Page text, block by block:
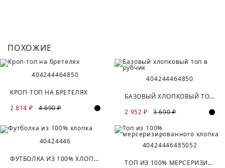
ПОХОЖИЕ
404244464850
КРОП-ТОП НА БРЕТЕЛЯХ
2 814 ₽
4 690 ₽
404244464850
БАЗОВЫЙ ХЛОПКОВЫЙ ТОП В РУБЧИК
2 952 ₽
3 690 ₽
40424446
ФУТБОЛКА ИЗ 100% ХЛОПКА
40424446485052
ТОП ИЗ 100% МЕРСЕРИЗИРОВАННОГО ХЛОПКА